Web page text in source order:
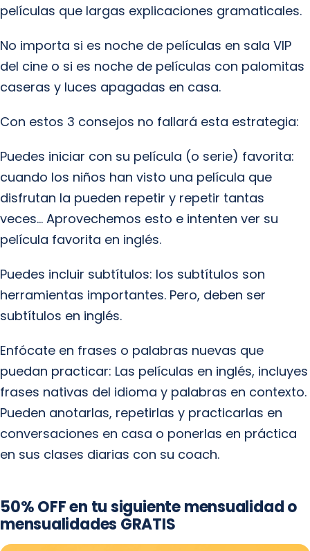
películas que largas explicaciones gramaticales.
No importa si es noche de películas en sala VIP
del cine o si es noche de películas con palomitas
caseras y luces apagadas en casa.
Con estos 3 consejos no fallará esta estrategia:
Puedes iniciar con su película (o serie) favorita:
cuando los niños han visto una película que
disfrutan la pueden repetir y repetir tantas
veces… Aprovechemos esto e intenten ver su
película favorita en inglés.
Puedes incluir subtítulos: los subtítulos son
herramientas importantes. Pero, deben ser
subtítulos en inglés.
Enfócate en frases o palabras nuevas que
puedan practicar: Las películas en inglés, incluyes
frases nativas del idioma y palabras en contexto.
Pueden anotarlas, repetirlas y practicarlas en
conversaciones en casa o ponerlas en práctica
en sus clases diarias con su coach.
50% OFF en tu siguiente mensualidad o
mensualidades GRATIS